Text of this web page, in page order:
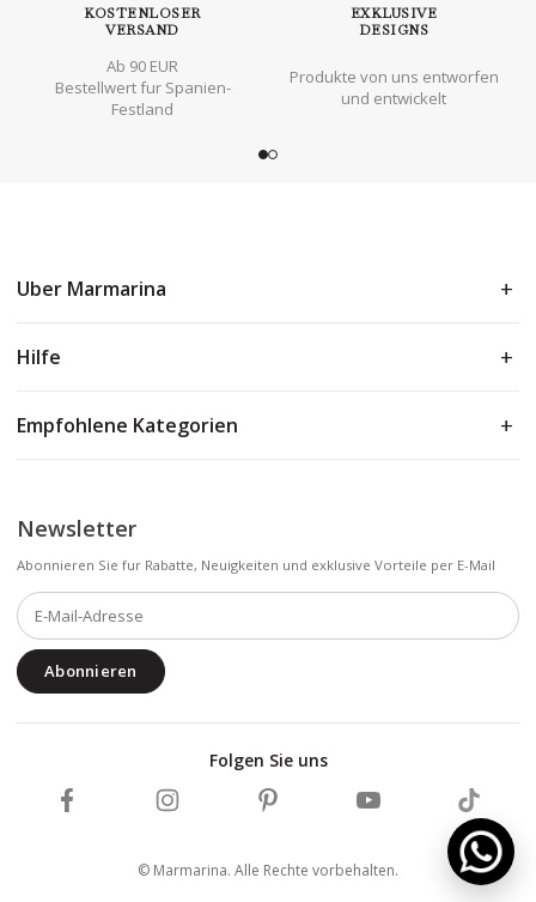
KOSTENLOSER
VERSAND
Ab 90 EUR
Bestellwert fur Spanien-
Festland
EXKLUSIVE
DESIGNS
Produkte von uns entworfen
und entwickelt
Uber Marmarina
Hilfe
Empfohlene Kategorien
Newsletter
Abonnieren Sie fur Rabatte, Neuigkeiten und exklusive Vorteile per E-Mail
Abonnieren
Folgen Sie uns
Marmarina auf Facebook folgen
Marmarina auf Instagram folgen
Marmarina auf Pinterest folgen
Marmarina auf
© Marmarina. Alle Rechte vorbehalten.